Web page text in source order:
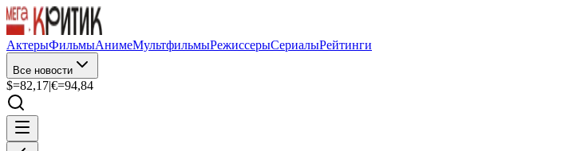
АктерыФильмыАнимеМультфильмыРежиссерыСериалыРейтинги
Все новости
$=82,17|€=94,84